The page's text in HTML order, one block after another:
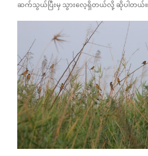
ဆက်သွယ်ပြီးမှ သွားလေ့ရှိတယ်လို့ ဆိုပါတယ်။